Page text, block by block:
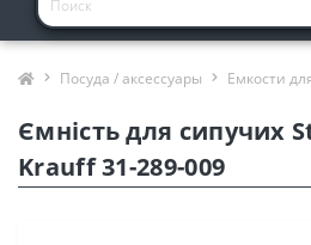
Посуда / аксессуары Емкости
Ємність для сипучих
Krauff 31-289-009